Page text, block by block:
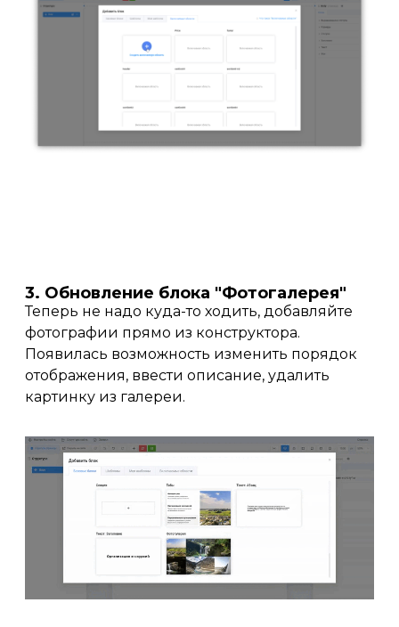
3. Обновление блока "Фотогалерея"
Теперь не надо куда-то ходить, добавляйте
фотографии прямо из конструктора.
Появилась возможность изменить порядок
отображения, ввести описание, удалить
картинку из галереи.